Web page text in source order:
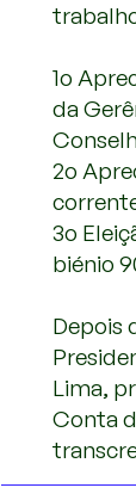
1o
da
2o
3o
biénio
Depois
Lima,
Conta